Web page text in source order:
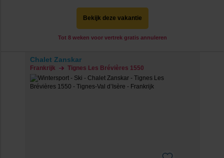
Bekijk deze vakantie
Tot 8 weken voor vertrek gratis annuleren
Chalet Zanskar
Frankrijk Tignes Les Brévières 1550